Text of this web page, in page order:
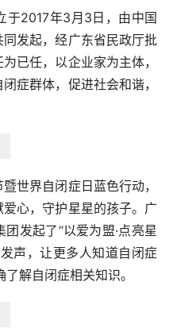
于2017年3月3日，由中国
发起，经广东省民政厅批
已任，以企业家为主体，
症群体，促进社会和谐，
世界自闭症日蓝色行动，
心，守护星星的孩子。广
发起了“以爱为盟·点亮星
声，让更多人知道自闭症
解自闭症相关知识。